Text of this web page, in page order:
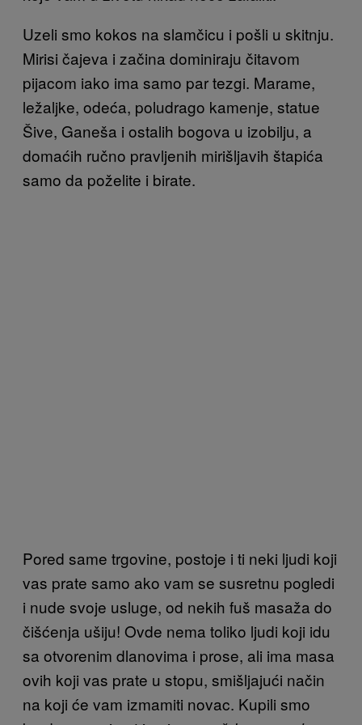
Uzeli smo kokos na slamčicu i pošli u skitnju.
Mirisi čajeva i začina dominiraju čitavom
pijacom iako ima samo par tezgi. Marame,
ležaljke, odeća, poludrago kamenje, statue
Šive, Ganeša i ostalih bogova u izobilju, a
domaćih ručno pravljenih mirišljavih štapića
samo da poželite i birate.
Pored same trgovine, postoje i ti neki ljudi koji
vas prate samo ako vam se susretnu pogledi
i nude svoje usluge, od nekih fuš masaža do
čišćenja ušiju! Ovde nema toliko ljudi koji idu
sa otvorenim dlanovima i prose, ali ima masa
ovih koji vas prate u stopu, smišljajući način
na koji će vam izmamiti novac. Kupili smo